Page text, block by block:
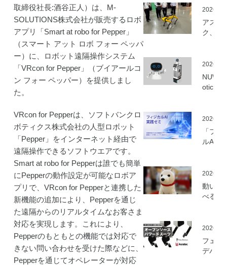
取締役社長:酒谷正人）は、M-
SOLUTIONS株式会社が販売するロボ
アプリ「Smart at robo for Pepper」
（スマート アット ロボ フォー ペッパ
ー）に、ロボット遠隔操作システム
「VRcon for Pepper」（ブイアールコ
ン フォー ペッパー）を提供しまし
た。
VRcon for Pepperは、ソフトバンクロ
ボティクス株式会社の人型ロボット
「Pepper」をインターネット経由で
遠隔操作できるソフトウエアです。
Smart at robo for Pepperは誰でも簡単
にPepperの動作設定が可能なロボア
プリで、VRcon for Pepperと連携した
新機能の追加により、Pepperを通じ
た遠隔からのリアルタイムなお客さま
対応を実現します。これにより、
Pepperのもともとの機能では対応で
きない問い合わせを受けた際などに、
Pepperを通じてオペレーターが対応
アスラ
ク、
を活用
建設向
ボット
実施
NUWA
otics社
いを開
「フィ
ルAI実
動いて
べる「
ロボッ
（バル
ロボッ
ト）」
フェア
デバイ